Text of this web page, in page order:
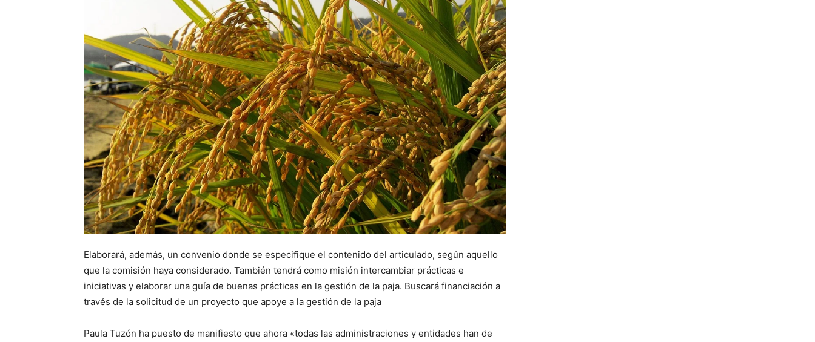
Elaborará, además, un convenio donde se especifique el contenido del articulado, según aquello
que la comisión haya considerado. También tendrá como misión intercambiar prácticas e
iniciativas y elaborar una guía de buenas prácticas en la gestión de la paja. Buscará financiación a
través de la solicitud de un proyecto que apoye a la gestión de la paja
Paula Tuzón ha puesto de manifiesto que ahora «todas las administraciones y entidades han de